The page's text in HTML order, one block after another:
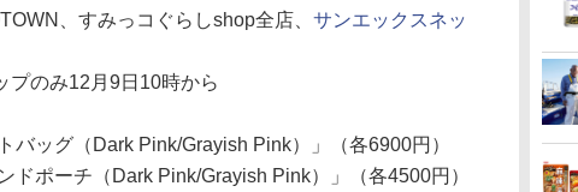
、すみっコぐらしshop全店、 サンエックスネッ
のみ12月9日10時から
バッグ（Dark Pink/Grayish Pink）」（各6900円）
ドポーチ（Dark Pink/Grayish Pink）」（各4500円）